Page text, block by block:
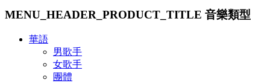
MENU_HEADER_PRODUCT_TITLE 音樂類型
華語
男歌手
女歌手
團體